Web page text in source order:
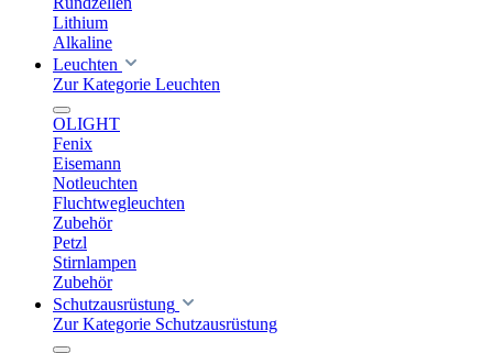
Lithium
Alkaline
Leuchten
Zur Kategorie Leuchten
OLIGHT
Fenix
Eisemann
Notleuchten
Fluchtwegleuchten
Zubehör
Petzl
Stirnlampen
Zubehör
Schutzausrüstung
Zur Kategorie Schutzausrüstung